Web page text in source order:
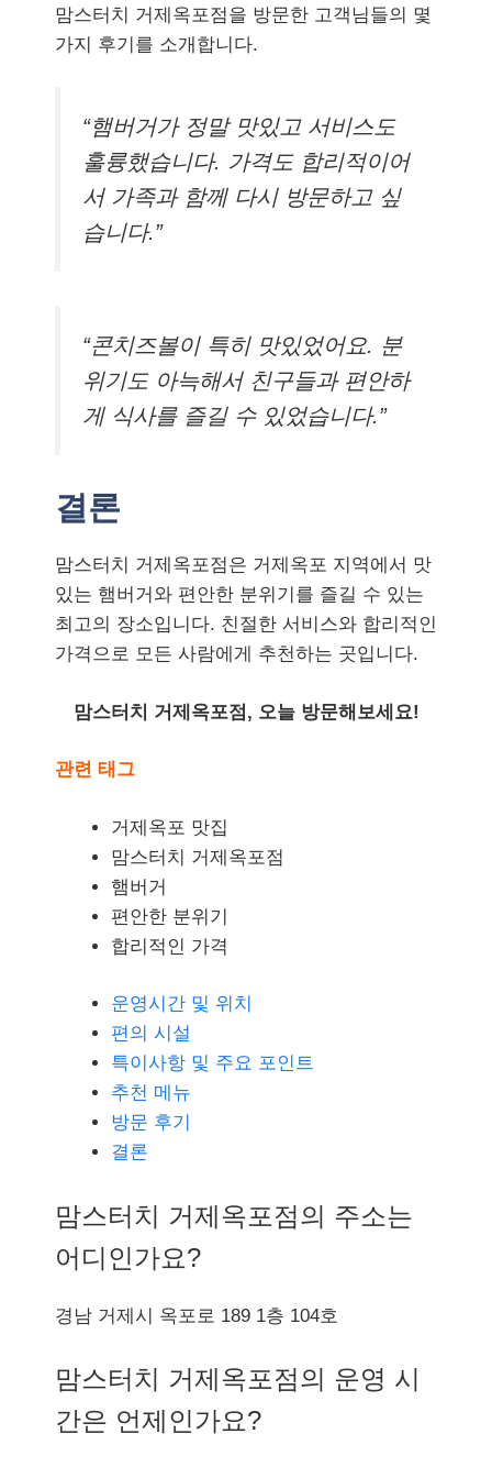
맘스터치 거제옥포점을 방문한 고객님들의 몇
가지 후기를 소개합니다.
“햄버거가 정말 맛있고 서비스도
훌륭했습니다. 가격도 합리적이어
서 가족과 함께 다시 방문하고 싶
습니다.”
“콘치즈볼이 특히 맛있었어요. 분
위기도 아늑해서 친구들과 편안하
게 식사를 즐길 수 있었습니다.”
결론
맘스터치 거제옥포점은 거제옥포 지역에서 맛
있는 햄버거와 편안한 분위기를 즐길 수 있는
최고의 장소입니다. 친절한 서비스와 합리적인
가격으로 모든 사람에게 추천하는 곳입니다.
맘스터치 거제옥포점, 오늘 방문해보세요!
관련 태그
거제옥포 맛집
맘스터치 거제옥포점
햄버거
편안한 분위기
합리적인 가격
운영시간 및 위치
편의 시설
특이사항 및 주요 포인트
추천 메뉴
방문 후기
결론
맘스터치 거제옥포점의 주소는
어디인가요?
경남 거제시 옥포로 189 1층 104호
맘스터치 거제옥포점의 운영 시
간은 언제인가요?